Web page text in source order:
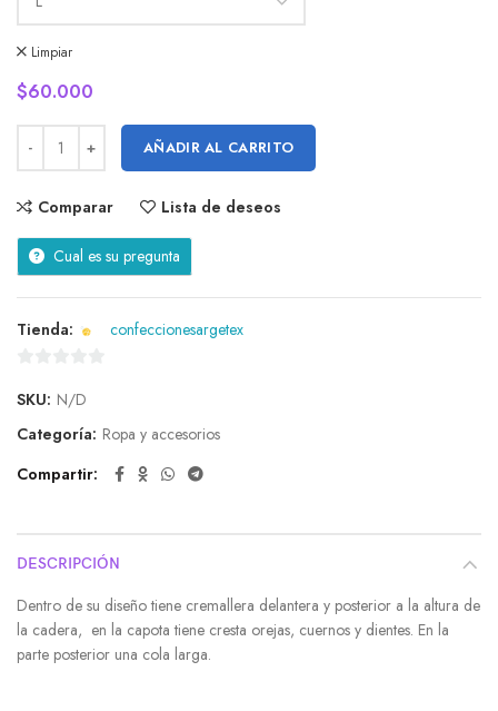
Limpiar
$60.000
AÑADIR AL CARRITO
Comparar Lista de deseos
Cual es su pregunta
Tienda: confeccionesargetex
de
5
SKU: N/D
Categoría: Ropa y accesorios
Compartir
DESCRIPCIÓN
Dentro de su diseño tiene cremallera delantera y posterior a la altura de
la cadera, en la capota tiene cresta orejas, cuernos y dientes. En la
parte posterior una cola larga.